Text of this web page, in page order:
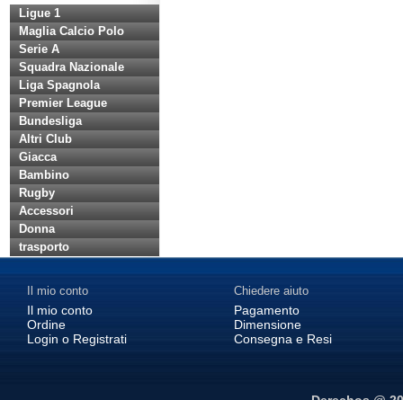
Ligue 1
Maglia Calcio Polo
Serie A
Squadra Nazionale
Liga Spagnola
Premier League
Bundesliga
Altri Club
Giacca
Bambino
Rugby
Accessori
Donna
trasporto
Il mio conto
Il mio conto
Ordine
Login o Registrati
Chiedere aiuto
Pagamento
Dimensione
Consegna e Resi